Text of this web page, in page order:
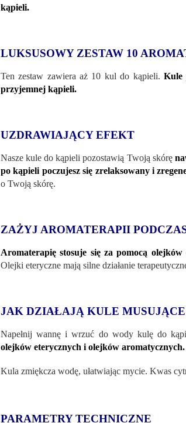
kąpieli.
LUKSUSOWY ZESTAW 10
Ten zestaw zawiera aż 10 kul do kąpieli. Kule
przyjemnej kąpieli.
UZDRAWIAJĄCY EFEKT
Nasze kule do kąpieli pozostawią Twoją skórę
po kąpieli poczujesz się zrelaksowany i
o Twoją skórę.
ZAŻYJ AROMATERAPII
Aromaterapię stosuje się za pomocą
Olejki eteryczne mają silne działanie
JAK DZIAŁAJĄ KULE MUSUJĄCE
Napełnij wannę i wrzuć do wody kulę do
olejków eterycznych i olejków aromatycznych.
Kula zmiękcza wodę, ułatwiając mycie. Kwas
PARAMETRY TECHNICZNE